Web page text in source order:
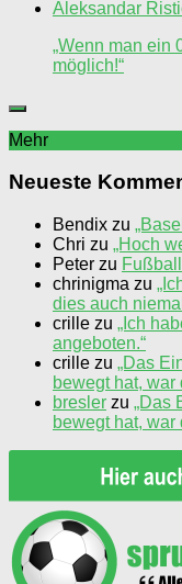
Aleksandar
„Wenn man ein
möglich!“
Mehr
Neueste
Bendix zu
Chri zu „Hoch
Peter zu
chrinigma zu
dies auch
crille zu „Ich
angeboten.“
crille zu „Das
bewegt hat, war
bresler zu „Das
bewegt hat, war